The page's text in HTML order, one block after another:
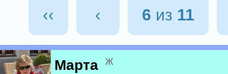
‹‹ ‹ 6 из 11
Марта ж